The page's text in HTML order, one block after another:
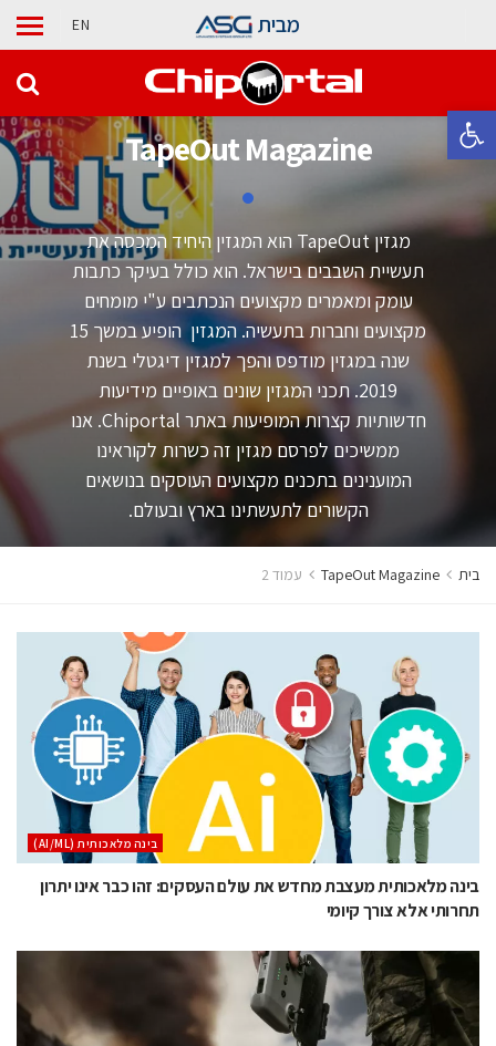
פתח סרגל נגישות
מבית EN
TapeOut Magazine
מגזין TapeOut הוא המגזין היחיד המכסה את
תעשיית השבבים בישראל. הוא כולל בעיקר כתבות
עומק ומאמרים מקצועים הנכתבים ע"י מומחים
מקצועים וחברות בתעשיה. המגזין הופיע במשך 15
שנה במגזין מודפס והפך למגזין דיגטלי בשנת
2019. תכני המגזין שונים באופיים מידיעות
חדשותיות קצרות המופיעות באתר Chiportal. אנו
ממשיכים לפרסם מגזין זה כשרות לקוראינו
המוענינים בתכנים מקצועים העוסקים בנושאים
הקשורים לתעשתינו בארץ ובעולם.
בית TapeOut Magazine עמוד 2
בינה מלאכותית (AI/ML)
בינה מלאכותית מעצבת מחדש את עולם העסקים: זהו כבר אינו יתרון
תחרותי אלא צורך קיומי